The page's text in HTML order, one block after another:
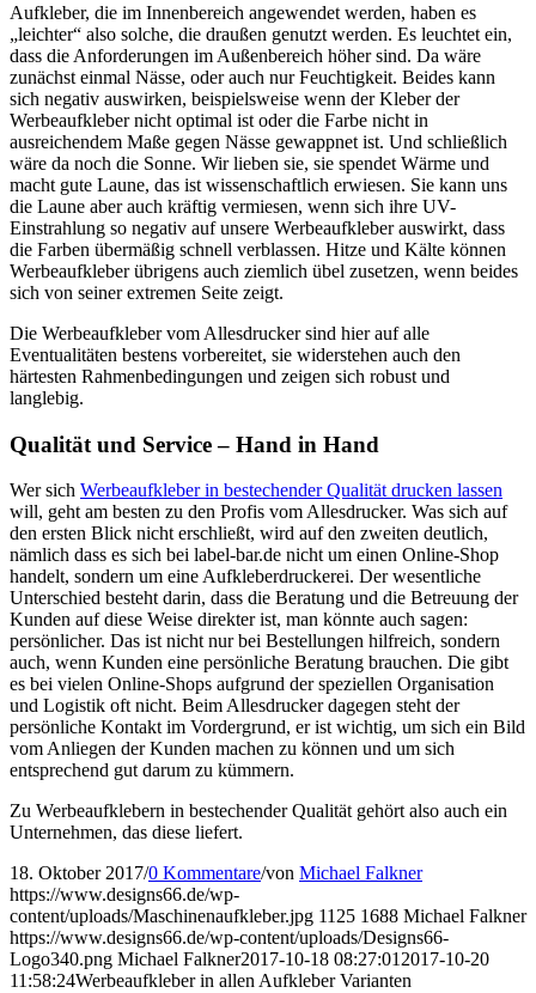
Aufkleber, die im Innenbereich angewendet werden, haben es
„leichter“ also solche, die draußen genutzt werden. Es leuchtet ein,
dass die Anforderungen im Außenbereich höher sind. Da wäre
zunächst einmal Nässe, oder auch nur Feuchtigkeit. Beides kann
sich negativ auswirken, beispielsweise wenn der Kleber der
Werbeaufkleber nicht optimal ist oder die Farbe nicht in
ausreichendem Maße gegen Nässe gewappnet ist. Und schließlich
wäre da noch die Sonne. Wir lieben sie, sie spendet Wärme und
macht gute Laune, das ist wissenschaftlich erwiesen. Sie kann uns
die Laune aber auch kräftig vermiesen, wenn sich ihre UV-
Einstrahlung so negativ auf unsere Werbeaufkleber auswirkt, dass
die Farben übermäßig schnell verblassen. Hitze und Kälte können
Werbeaufkleber übrigens auch ziemlich übel zusetzen, wenn beides
sich von seiner extremen Seite zeigt.
Die Werbeaufkleber vom Allesdrucker sind hier auf alle
Eventualitäten bestens vorbereitet, sie widerstehen auch den
härtesten Rahmenbedingungen und zeigen sich robust und
langlebig.
Qualität und Service – Hand in Hand
Wer sich Werbeaufkleber in bestechender Qualität drucken lassen
will, geht am besten zu den Profis vom Allesdrucker. Was sich auf
den ersten Blick nicht erschließt, wird auf den zweiten deutlich,
nämlich dass es sich bei label-bar.de nicht um einen Online-Shop
handelt, sondern um eine Aufkleberdruckerei. Der wesentliche
Unterschied besteht darin, dass die Beratung und die Betreuung der
Kunden auf diese Weise direkter ist, man könnte auch sagen:
persönlicher. Das ist nicht nur bei Bestellungen hilfreich, sondern
auch, wenn Kunden eine persönliche Beratung brauchen. Die gibt
es bei vielen Online-Shops aufgrund der speziellen Organisation
und Logistik oft nicht. Beim Allesdrucker dagegen steht der
persönliche Kontakt im Vordergrund, er ist wichtig, um sich ein Bild
vom Anliegen der Kunden machen zu können und um sich
entsprechend gut darum zu kümmern.
Zu Werbeaufklebern in bestechender Qualität gehört also auch ein
Unternehmen, das diese liefert.
18. Oktober 2017/0 Kommentare/von Michael Falkner
https://www.designs66.de/wp-
content/uploads/Maschinenaufkleber.jpg 1125 1688 Michael Falkner
https://www.designs66.de/wp-content/uploads/Designs66-
Logo340.png Michael Falkner2017-10-18 08:27:01 2017-10-20
11:58:24Werbeaufkleber in allen Aufkleber Varianten